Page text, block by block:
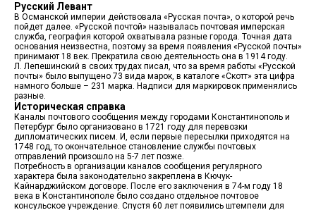
Русский Левант
В Османской империи действовала «Русская почта», о которой речь
пойдет далее. «Русской почтой» называлась почтовая имперская
служба, география которой охватывала разные города. Точная дата
основания неизвестна, поэтому за время появления «Русской почты»
принимают 18 век. Прекратила свою деятельность она в 1914 году.
Л. Лепешинский в своих трудах писал, что за время работы «Русской
почты» было выпущено 73 вида марок, в каталоге «Скотт» эта цифра
намного больше – 231 марка. Надписи для маркировок применялись
разные.
Историческая справка
Каналы почтового сообщения между городами Константинополь и
Петербург было организовано в 1721 году для перевозки
дипломатических писем. И, если первые пересылки приходятся на
1748 год, то окончательное становление службы почтовых
отправлений произошло на 5-7 лет позже.
Потребность в организации каналов сообщения регулярного
характера была законодательно закреплена в Кючук-
Кайнарджийском договоре. После его заключения в 74-м году 18
века в Константинополе было создано отдельное почтовое
консульское учреждение. Спустя 60 лет появились штемпели для